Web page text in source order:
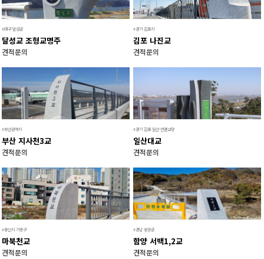
#대구 달성군
달성교 조형교명주
견적문의
#경기 김포시
김포 나진교
견적문의
#부산광역시
부산 지사천3교
견적문의
#경기 김포-일산 연결교량
일산대교
견적문의
#용인시 기흥구
마북천교
견적문의
#경남 함양군
함양 서백1,2교
견적문의